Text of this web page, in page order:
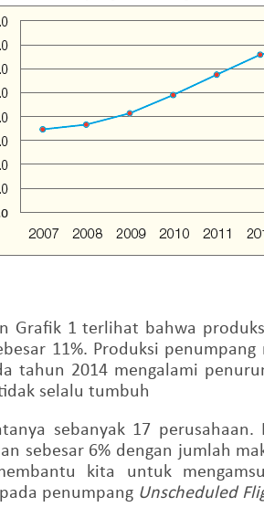
Grafik 1 terlihat bahwa
11%. Produksi
tahun 2014 mengalami
selalu tumbuh
sebanyak 17
sebesar 6% dengan jumlah
kita untuk
penumpang Unscheduled